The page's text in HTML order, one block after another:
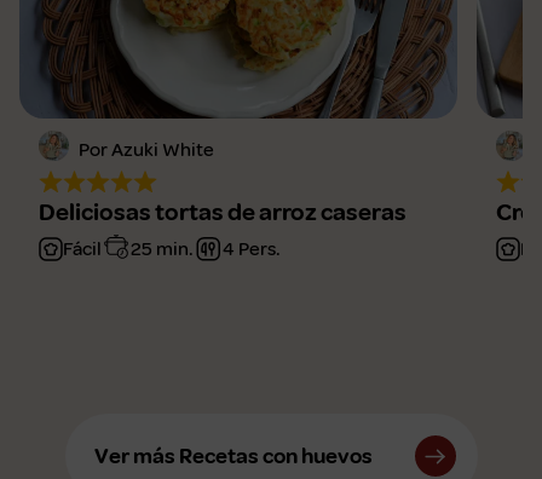
Por Azuki White
Deliciosas tortas de arroz caseras
Fácil 25 min. 4 Pers.
Ver más Recetas con huevos